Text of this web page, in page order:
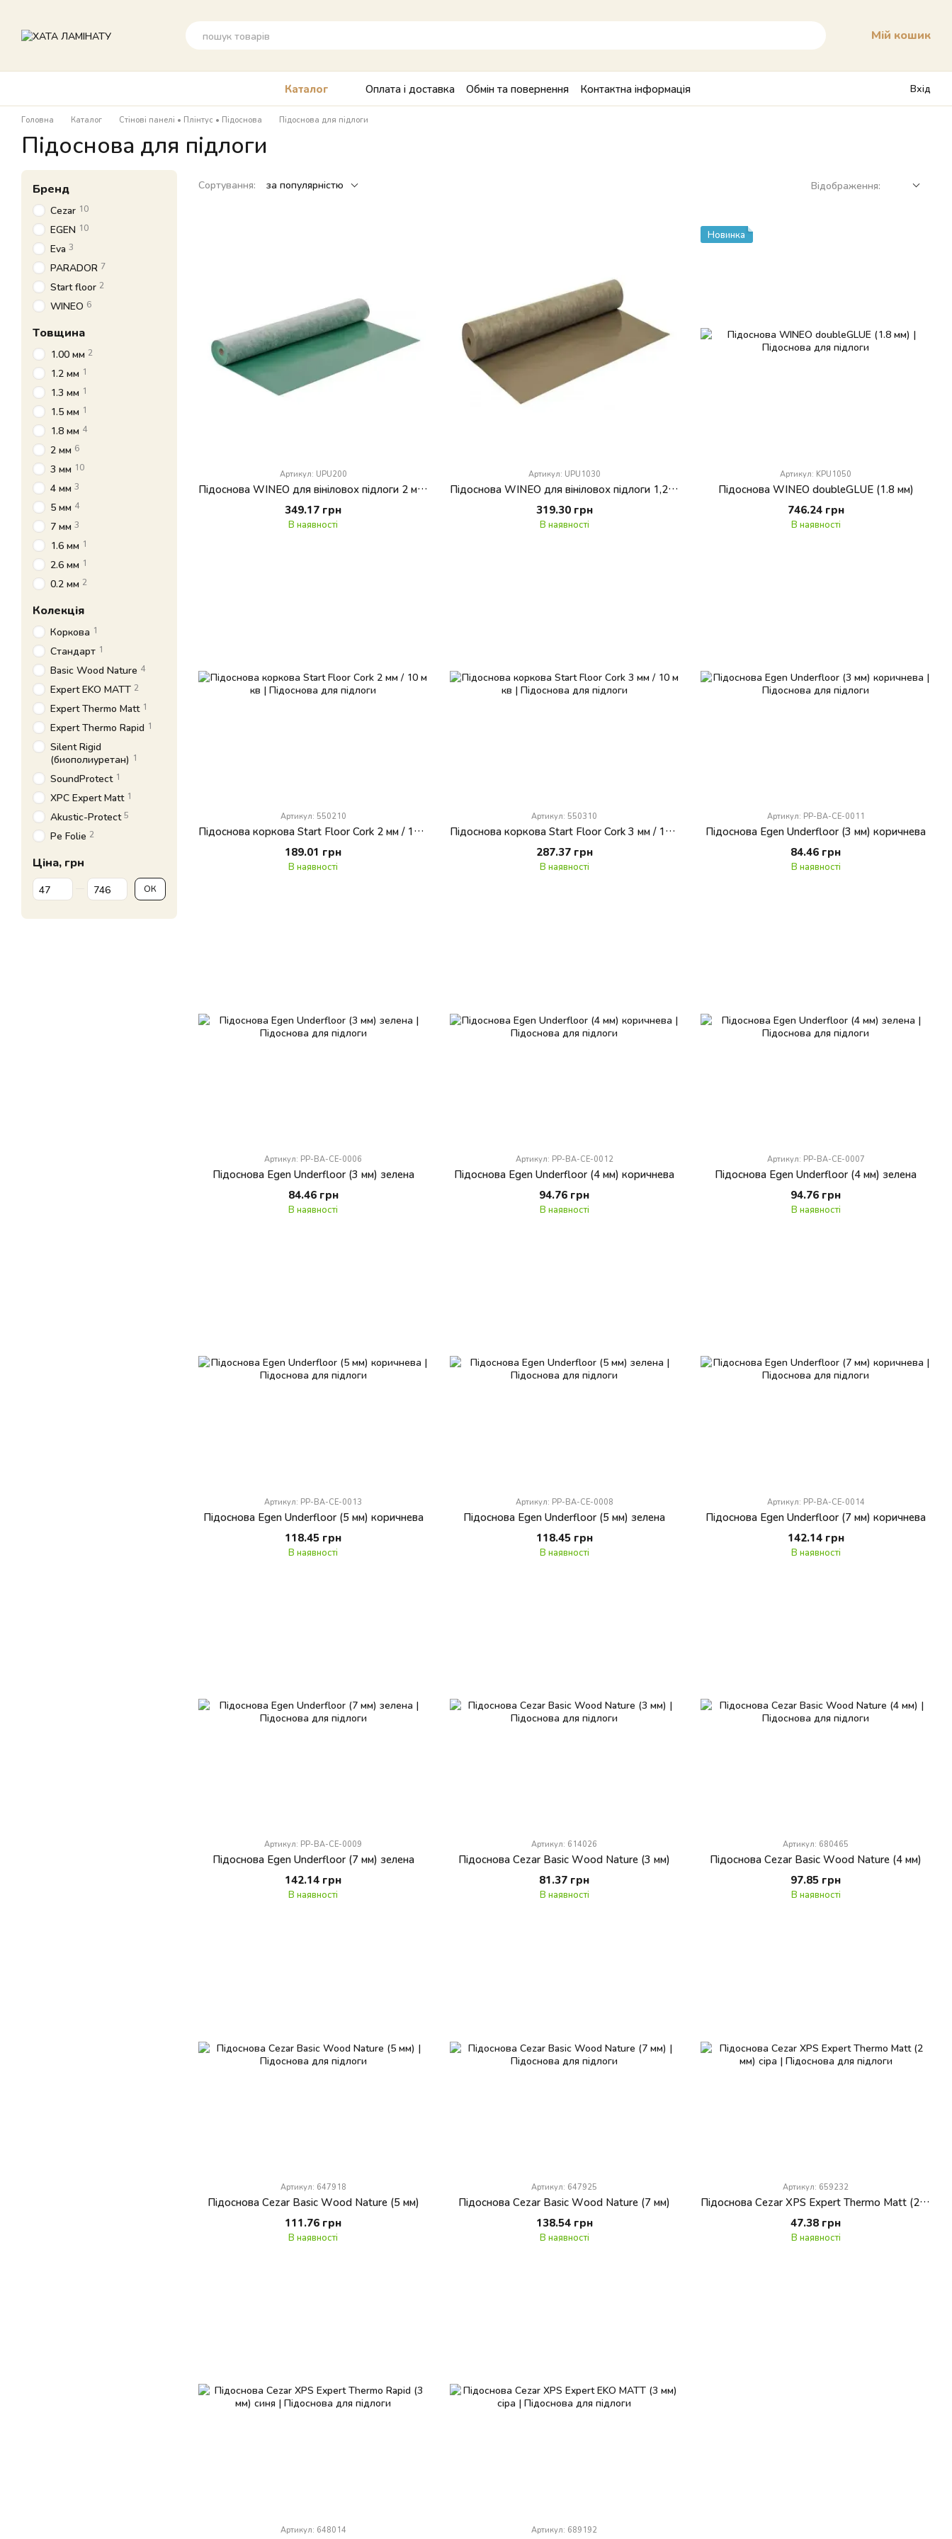
Мій кошик
Каталог Оплата і доставка Обмін та повернення Контактна інформація Вхід
Головна Каталог Стінові панелі • Плінтус • Підоснова Підоснова для підлоги
Підоснова для підлоги
Сортування: за популярністю Відображення:
Артикул: UPU200
Підоснова WINEO для вініловох підлоги 2 мм / 8 м кв
349.17 грн
В наявності
Артикул: UPU1030
Підоснова WINEO для вініловох підлоги 1,2 мм / 9 м кв
319.30 грн
В наявності
Новинка
Артикул: KPU1050
Підоснова WINEO doubleGLUE (1.8 мм)
746.24 грн
В наявності
Артикул: 550210
Підоснова коркова Start Floor Cork 2 мм / 10 м кв
189.01 грн
В наявності
Артикул: 550310
Підоснова коркова Start Floor Cork 3 мм / 10 м кв
287.37 грн
В наявності
Артикул: PP-BA-CE-0011
Підоснова Egen Underfloor (3 мм) коричнева
84.46 грн
В наявності
Артикул: PP-BA-CE-0006
Підоснова Egen Underfloor (3 мм) зелена
84.46 грн
В наявності
Артикул: PP-BA-CE-0012
Підоснова Egen Underfloor (4 мм) коричнева
94.76 грн
В наявності
Артикул: PP-BA-CE-0007
Підоснова Egen Underfloor (4 мм) зелена
94.76 грн
В наявності
Артикул: PP-BA-CE-0013
Підоснова Egen Underfloor (5 мм) коричнева
118.45 грн
В наявності
Артикул: PP-BA-CE-0008
Підоснова Egen Underfloor (5 мм) зелена
118.45 грн
В наявності
Артикул: PP-BA-CE-0014
Підоснова Egen Underfloor (7 мм) коричнева
142.14 грн
В наявності
Артикул: PP-BA-CE-0009
Підоснова Egen Underfloor (7 мм) зелена
142.14 грн
В наявності
Артикул: 614026
Підоснова Cezar Basic Wood Nature (3 мм)
81.37 грн
В наявності
Артикул: 680465
Підоснова Cezar Basic Wood Nature (4 мм)
97.85 грн
В наявності
Артикул: 647918
Підоснова Cezar Basic Wood Nature (5 мм)
111.76 грн
В наявності
Артикул: 647925
Підоснова Cezar Basic Wood Nature (7 мм)
138.54 грн
В наявності
Артикул: 659232
Підоснова Cezar XPS Expert Thermo Matt (2 мм) сіра
47.38 грн
В наявності
Артикул: 648014 Артикул: 689192
Бренд
Cezar 10
EGEN 10
Eva 3
PARADOR 7
Start floor 2
WINEO 6
Товщина
1.00 мм 2
1.2 мм 1
1.3 мм 1
1.5 мм 1
1.8 мм 4
2 мм 6
3 мм 10
4 мм 3
5 мм 4
7 мм 3
1.6 мм 1
2.6 мм 1
0.2 мм 2
Колекція
Коркова 1
Стандарт 1
Basic Wood Nature 4
Expert EKO MATT 2
Expert Thermo Matt 1
Expert Thermo Rapid 1
Silent Rigid
(биополиуретан) 1
SoundProtect 1
XPC Expert Matt 1
Akustic-Protect 5
Pe Folie 2
Ціна, грн
Від Ціна, грн
До Ціна, грн ОК